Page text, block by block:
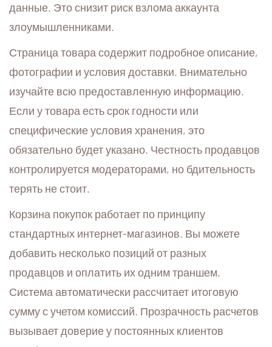
данные. Это снизит риск взлома аккаунта
злоумышленниками.
Страница товара содержит подробное описание,
фотографии и условия доставки. Внимательно
изучайте всю предоставленную информацию.
Если у товара есть срок годности или
специфические условия хранения, это
обязательно будет указано. Честность продавцов
контролируется модераторами, но бдительность
терять не стоит.
Корзина покупок работает по принципу
стандартных интернет-магазинов. Вы можете
добавить несколько позиций от разных
продавцов и оплатить их одним траншем.
Система автоматически рассчитает итоговую
сумму с учетом комиссий. Прозрачность расчетов
вызывает доверие у постоянных клиентов